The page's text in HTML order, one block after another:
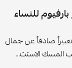
للنساء
صادقاً عن جمال
المسك الاستث...